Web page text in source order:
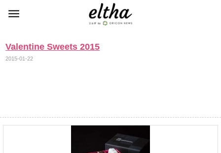
Valentine Sweets 2015
2015-01-22